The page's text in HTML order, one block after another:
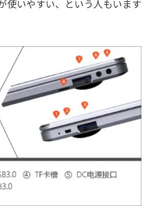
使いやすい、という人もいます